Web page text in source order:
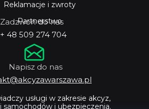
usługi w zakresie akcyz,
samochodów i ubezpieczenia.
Zadzwoń do nas
+ 48 509 274 704
Napisz do nas
Reklamacje i zwroty
Partnerstwo